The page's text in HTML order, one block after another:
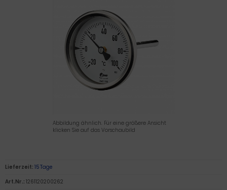
Abbildung ähnlich. Für eine größere Ansicht
klicken Sie auf das Vorschaubild
Lieferzeit: 15 Tage
Art.Nr.: 1261120200262